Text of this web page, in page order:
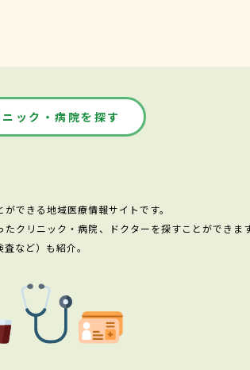
ック・病院を探す
できる地域医療情報サイトです。
クリニック・病院、ドクターを探すことができます
など）も紹介。